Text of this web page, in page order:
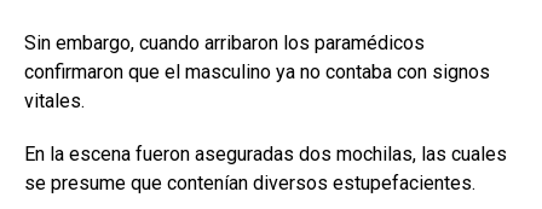
Sin embargo, cuando arribaron los paramédicos
confirmaron que el masculino ya no contaba con signos
vitales.
En la escena fueron aseguradas dos mochilas, las cuales
se presume que contenían diversos estupefacientes.